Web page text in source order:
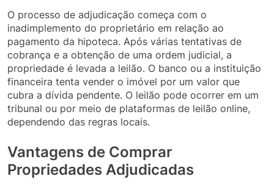
O processo de adjudicação começa com o
inadimplemento do proprietário em relação ao
pagamento da hipoteca. Após várias tentativas de
cobrança e a obtenção de uma ordem judicial, a
propriedade é levada a leilão. O banco ou a instituição
financeira tenta vender o imóvel por um valor que
cubra a dívida pendente. O leilão pode ocorrer em um
tribunal ou por meio de plataformas de leilão online,
dependendo das regras locais.
Vantagens de Comprar
Propriedades Adjudicadas